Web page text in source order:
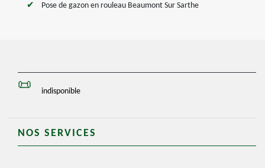
Pose de gazon en rouleau Beaumont Sur Sarthe
indisponible
NOS SERVICES